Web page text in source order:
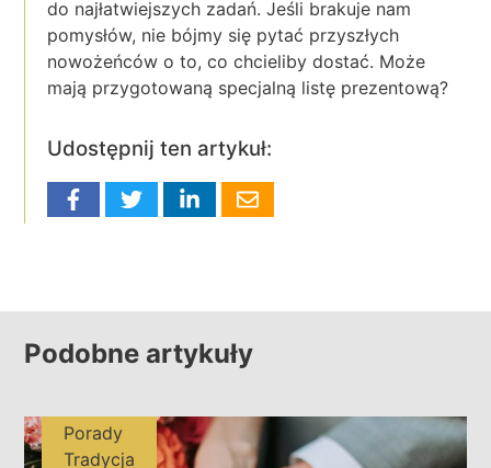
do najłatwiejszych zadań. Jeśli brakuje nam
pomysłów, nie bójmy się pytać przyszłych
nowożeńców o to, co chcieliby dostać. Może
mają przygotowaną specjalną listę prezentową?
Udostępnij ten artykuł:
Podobne artykuły
Porady
Tradycja